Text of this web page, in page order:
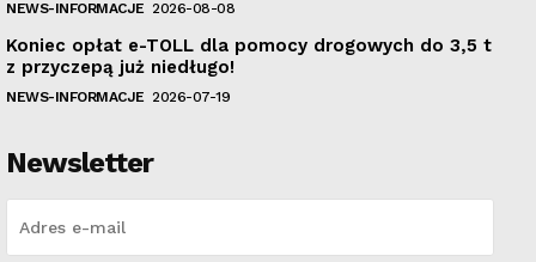
NEWS-INFORMACJE 2026-08-08
Koniec opłat e-TOLL dla pomocy drogowych do 3,5 t
z przyczepą już niedługo!
NEWS-INFORMACJE 2026-07-19
Newsletter